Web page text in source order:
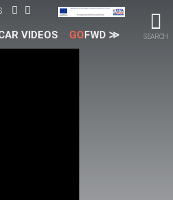
SEARCH
VIDEOS GOFWD ≫